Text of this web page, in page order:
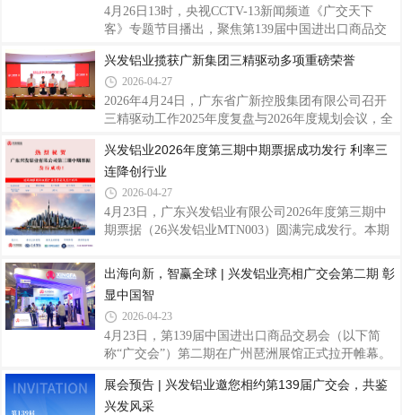
界的全球化布局，不断擦亮民族品牌底色，用扎实实
绩诠释新时代广东制造的坚守与担当。（兴发铝业总
信”质量为基，坚守严苛管控标准。从未来世界第一
高楼沙特吉达塔、目前世界最高楼迪拜哈利法
4月26日13时，央视CCTV-13新闻频道《广交天下
客》专题节目播出，聚焦第139届中国进出口商品交
央视镜头，依托工程积淀与创新研发成果，集中展示
企业国际化发展成果，全面展现国产铝型材企业的综
合竞争力。本届广交会汇聚全球客商，是对外展示中
国制造、深化国际经贸合作的重要窗口。兴发铝业积
发铝业展位悬挂展示迪拜哈利法塔、上海东方明珠塔
等地标建筑的海报，清晰展示了企业参与建造的一系
列成功案例，呈现出企业在高端建筑铝型材领域的
兴发铝业揽获广新集团三精驱动多项重磅荣誉
2026-04-27
2026年4月24日，广东省广新控股集团有限公司召开
三精驱动工作2025年度复盘与2026年度规划会议，全
对2025年度精益先进集体与个人进行表彰。 会上，兴
发铝业凭借扎实的全链条精益运营成效，获评广新集
团2025年度“最佳精益实践单位”；公司精益骨干陈
薪、陈斌分别荣获“精益明星”、“精益协同标兵”称
号，并现场接受精益黑带荣誉绶带。兴发铝业包揽集
位”精益黑带绶带陈斌获“精益协同标兵”称
兴发铝业2026年度第三期中期票据成功发行 利率三
连降创行业
2026-04-27
4月23日，广东兴发铝业有限公司2026年度第三期中
期票据（26兴发铝业MTN003）圆满完成发行。本期
全场认购倍数达2.3倍，一举创下同期限、同评级、同
行业债券发行利率新低，彰显资本市场对企业发展前
景与信用资质的高度认可。作为国内铝型材行业龙头
企业，兴发铝业在中期票据发行领域持续展现强劲的
市场竞争力。继前两期中期票据顺利发行后，公司凭
借稳健经营、AA+优质信用评级、持续向好的发展态
降低财务负担、优化债务结构，为聚焦主业、深化
出海向新，智赢全球 | 兴发铝业亮相广交会第二期 彰
显中国智
2026-04-23
4月23日，第139届中国进出口商品交易会（以下简
称“广交会”）第二期在广州琶洲展馆正式拉开帷幕。
鉴、共促合作，持续深化国际市场布局，共拓全球市
场新机遇。展会现场，兴发铝业展位客商络绎不绝、
展会预告 | 兴发铝业邀您相约第139届广交会，共鉴
兴发风采